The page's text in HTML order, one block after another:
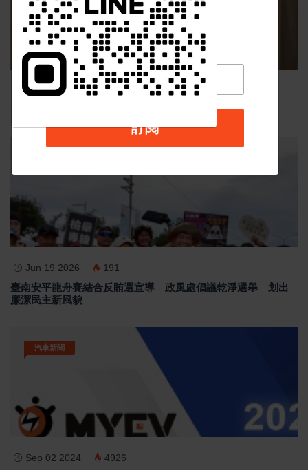
Nov 19 2025 1048
Jun 19 2026 191
臺南安平龍舟賽結合反賄選宣導 政風處倡議乾淨選舉 划出
廉潔民主新風貌
汽車新聞
Sep 02 2024 4926
訂閱